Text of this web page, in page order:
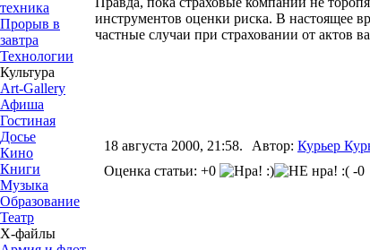
техника
Прорыв в
завтра
Технологии
Культура
Art-Gallery
Афиша
Гостиная
Досье
Кино
Книги
Музыка
Образование
Театр
Х-файлы
инструментов оценки риска. В настоящее
частные случаи при страховании от актов
18 августа 2000, 21:58. Автор: Курьер
Оценка статьи: +0
-0